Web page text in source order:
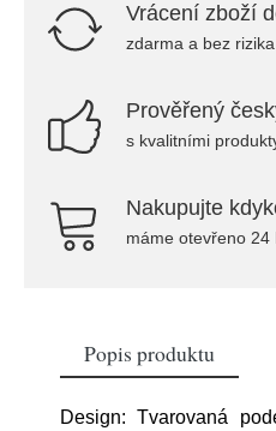
Vrácení zboží
zdarma a bez rizika
Prověřený
s kvalitními
Nakupujte
máme otevřeno 24
Popis produktu
Design: Tvarovaná